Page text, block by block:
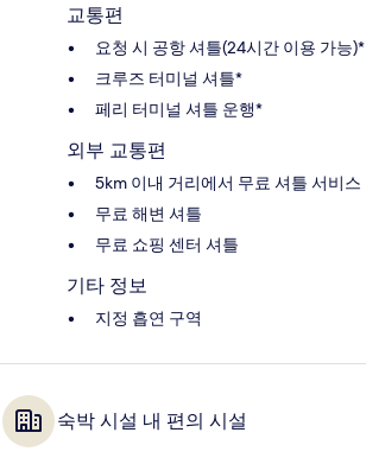
교통편
요청 시 공항 셔틀(24시간 이용 가능)*
크루즈 터미널 셔틀*
페리 터미널 셔틀 운행*
외부 교통편
5km 이내 거리에서 무료 셔틀 서비스
무료 해변 셔틀
무료 쇼핑 센터 셔틀
기타 정보
지정 흡연 구역
숙박 시설 내 편의 시설